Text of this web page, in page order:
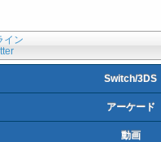
イン
Switch/3DS
アーケード
動画